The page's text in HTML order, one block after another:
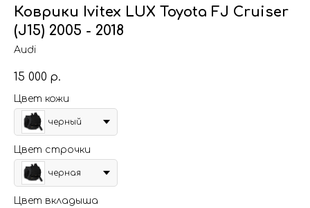
Коврики Ivitex LUX Toyota FJ Cruiser
(J15) 2005 - 2018
Audi
15 000 р.
Цвет кожи
черный
Цвет строчки
черная
Цвет вкладыша